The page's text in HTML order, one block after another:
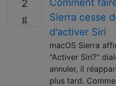
2
Sierra cesse
d'activer Siri
macOS Sierra
"Activer Siri?"
annuler, il
plus tard.